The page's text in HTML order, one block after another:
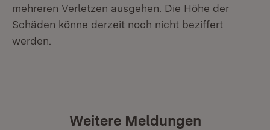
mehreren Verletzen ausgehen. Die Höhe der
Schäden könne derzeit noch nicht beziffert
werden.
Weitere Meldungen